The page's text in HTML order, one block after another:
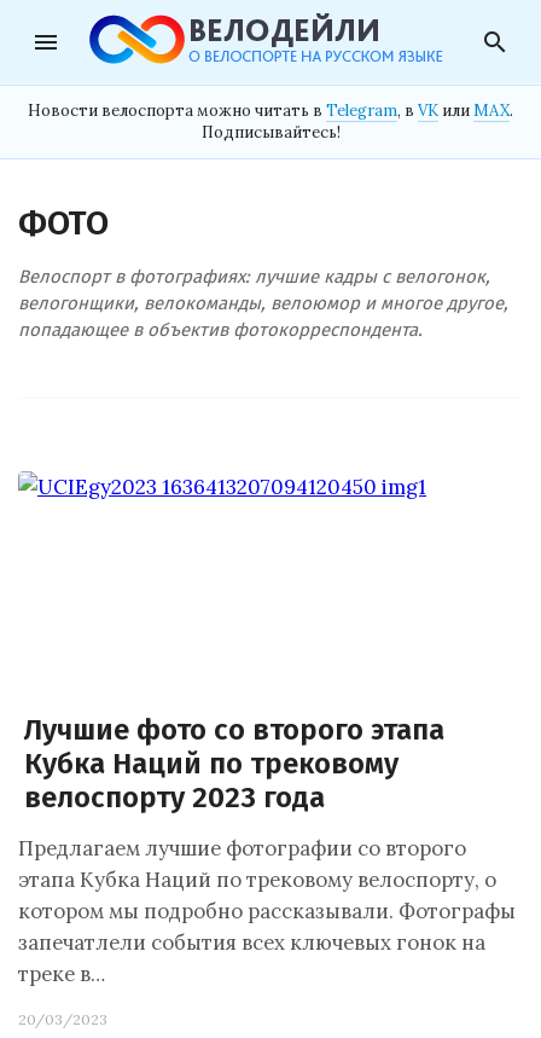
menu search
Новости велоспорта можно читать в Telegram, в VK илиMAX.
Подписывайтесь!
ФОТО
Велоспорт в фотографиях: лучшие кадры с велогонок,
велогонщики, велокоманды, велоюмор и многое другое,
попадающее в объектив фотокорреспондента.
Лучшие фото со второго этапа
Кубка Наций по трековому
велоспорту 2023 года
Предлагаем лучшие фотографии со второго
этапа Кубка Наций по трековому велоспорту, о
котором мы подробно рассказывали. Фотографы
запечатлели события всех ключевых гонок на
треке в…
20/03/2023